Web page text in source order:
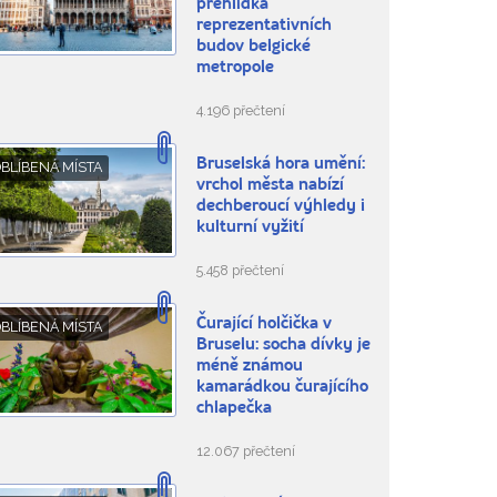
přehlídka
reprezentativních
budov belgické
metropole
4.196 přečtení
MÍSTA
Bruselská hora umění:
vrchol města nabízí
dechberoucí výhledy i
kulturní vyžití
5.458 přečtení
MÍSTA
Čurající holčička v
Bruselu: socha dívky je
méně známou
kamarádkou čurajícího
chlapečka
12.067 přečtení